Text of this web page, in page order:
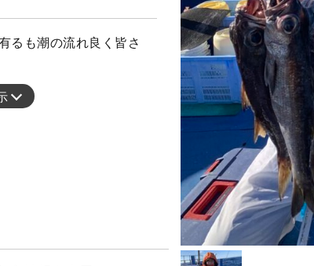
るも潮の流れ良く皆さ